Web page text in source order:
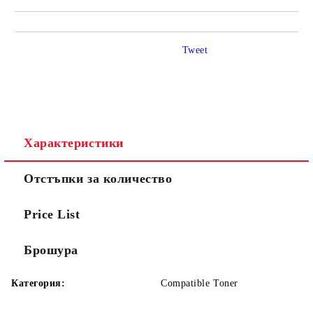
Tweet
Характеристики
Отстъпки за количество
Price List
Брошура
Категория: Compatible Toner